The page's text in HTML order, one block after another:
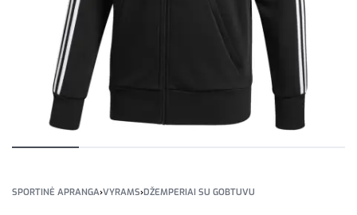
SPORTINĖ APRANGA›VYRAMS›DŽEMPERIAI SU GOBTUVU